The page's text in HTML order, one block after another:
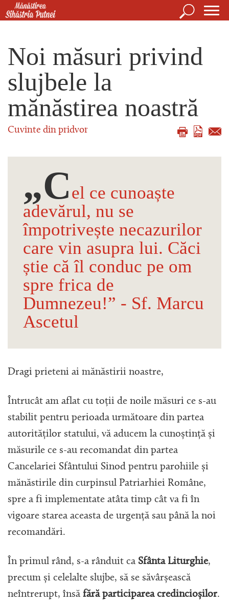
Mergi la conţinutul principal
de
Căutare
Noi măsuri privind
slujbele la
mănăstirea noastră
Cuvinte din pridvor
„Cel ce cunoaște
adevărul, nu se
împotrivește necazurilor
care vin asupra lui. Căci
știe că îl conduc pe om
spre frica de
Dumnezeu!” - Sf. Marcu
Ascetul
Dragi prieteni ai mănăstirii noastre,
Întrucât am aflat cu toții de noile măsuri ce s-au
stabilit pentru perioada următoare din partea
autorităților statului, vă aducem la cunoștință și
măsurile ce s-au recomandat din partea
Cancelariei Sfântului Sinod pentru parohiile și
mănăstirile din curpinsul Patriarhiei Române,
spre a fi implementate atâta timp cât va fi în
vigoare starea aceasta de urgență sau până la noi
recomandări.
În primul rând, s-a rânduit ca Sfânta Liturghie,
precum și celelalte slujbe, să se săvârșească
neîntrerupt, însă fără participarea credincioșilor.